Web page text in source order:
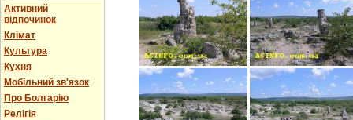
Активний
відпочинок
Клімат
Культура
Кухня
Мобільний зв'язок
Про Болгарію
Релігія